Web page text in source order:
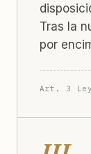
Tras la
por
Art. 3